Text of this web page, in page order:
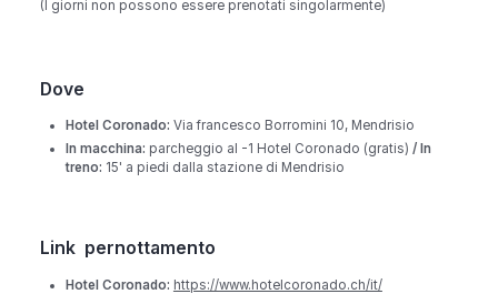
(I giorni non possono essere prenotati singolarmente)
Dove
Hotel Coronado: Via francesco Borromini 10, Mendrisio
In macchina: parcheggio al -1 Hotel Coronado (gratis) / In
treno: 15' a piedi dalla stazione di Mendrisio
Link pernottamento
Hotel Coronado: https://www.hotelcoronado.ch/it/